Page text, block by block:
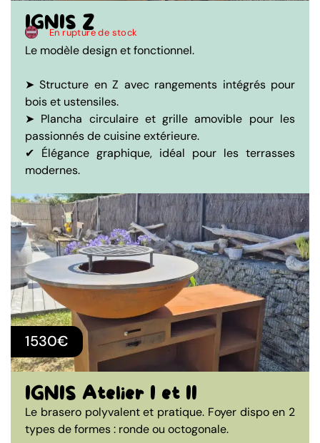
IGNIS Z
En rupture de stock
Le modèle design et fonctionnel.
➤ Structure en Z avec rangements intégrés pour
bois et ustensiles.
➤ Plancha circulaire et grille amovible pour les
passionnés de cuisine extérieure.
✔ Élégance graphique, idéal pour les terrasses
modernes.
IGNIS Atelier I et II
Le brasero polyvalent et pratique. Foyer dispo en 2
types de formes : ronde ou octogonale.
1530€